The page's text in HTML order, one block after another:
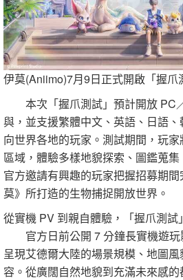
伊莫(Aniimo)7月9日正式開啟「握爪
本次「握爪測試」預計開放 PC
與，並支援繁體中文、英語、日語
向世界各地的玩家。測試期間，玩
區域，體驗多樣地貌探索、圖鑑蒐
官方邀請有興趣的玩家把握招募期
莫》所打造的生物捕捉開放世界。
從實機 PV 到親自體驗，「握爪測
官方日前公開 7 分鐘長實機遊玩
呈現艾德爾大陸的場景規模、地圖
容。從廣闊自然地貌到充滿未來感